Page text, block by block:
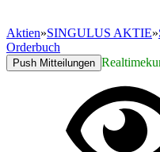
Aktien»SINGULUS AKTIE»
Orderbuch
Push Mitteilungen